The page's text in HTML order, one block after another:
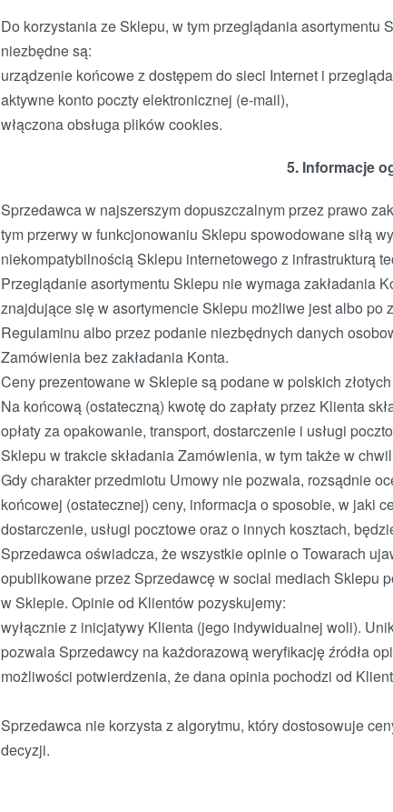
Do korzystania ze Sklepu, w tym przeglądania asortymentu
niezbędne są:
urządzenie końcowe z dostępem do sieci Internet i
aktywne konto poczty elektronicznej (e-mail),
włączona obsługa plików cookies.
5. Informacje
Sprzedawca w najszerszym dopuszczalnym przez prawo
tym przerwy w funkcjonowaniu Sklepu spowodowane siłą
niekompatybilnością Sklepu internetowego z infrastrukturą
Przeglądanie asortymentu Sklepu nie wymaga zakładania
znajdujące się w asortymencie Sklepu możliwe jest albo po
Regulaminu albo przez podanie niezbędnych danych
Zamówienia bez zakładania Konta.
Ceny prezentowane w Sklepie są podane w polskich
Na końcową (ostateczną) kwotę do zapłaty przez Klienta
opłaty za opakowanie, transport, dostarczenie i usługi
Sklepu w trakcie składania Zamówienia, w tym także w
Gdy charakter przedmiotu Umowy nie pozwala, rozsądnie
końcowej (ostatecznej) ceny, informacja o sposobie, w jaki
dostarczenie, usługi pocztowe oraz o innych kosztach,
Sprzedawca oświadcza, że wszystkie opinie o Towarach
opublikowane przez Sprzedawcę w social mediach Sklepu
w Sklepie. Opinie od Klientów pozyskujemy:
wyłącznie z inicjatywy Klienta (jego indywidualnej woli).
pozwala Sprzedawcy na każdorazową weryfikację źródła
możliwości potwierdzenia, że dana opinia pochodzi od
Sprzedawca nie korzysta z algorytmu, który dostosowuje
decyzji.